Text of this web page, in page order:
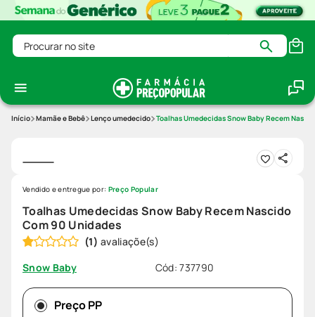
Procurar no site
Mamãe e Bebê Lenço umedecido Toalhas Umedecidas Snow Baby Recem
Toalhas Umedecidas Snow Baby Recem Nascido
Com 90 Unidades
(1)
Snow Baby
Cód:737790
Vendido e entregue por: Preço Popular
Preço PP